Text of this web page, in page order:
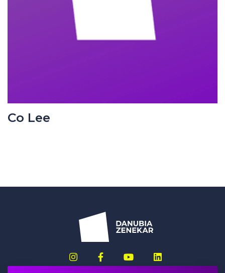
Co Lee